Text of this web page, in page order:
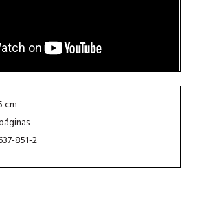
cm
851-2